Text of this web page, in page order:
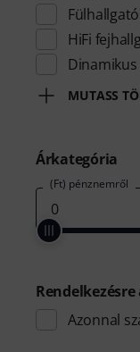
HiFi
MUTASS
Árkategória
(Ft) pénznemről
Rendelkezésre
Azonnal